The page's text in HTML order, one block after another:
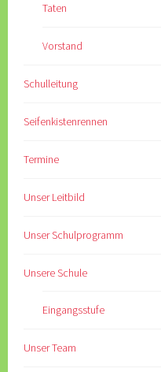
Taten
Vorstand
Schulleitung
Seifenkistenrennen
Termine
Unser Leitbild
Unser Schulprogramm
Unsere Schule
Eingangsstufe
Unser Team